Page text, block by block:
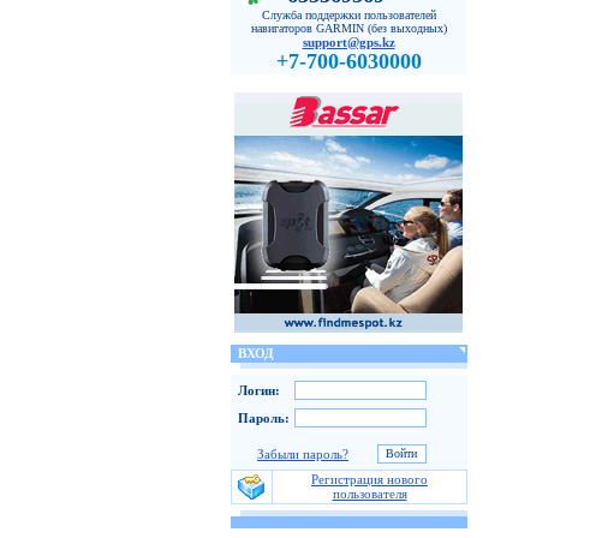
Служба поддержки пользователей
навигаторов GARMIN (без выходных)
support@gps.kz
+7-700-6030000
ВХОД
Логин:
Пароль:
Забыли пароль?
Регистрация нового
пользователя